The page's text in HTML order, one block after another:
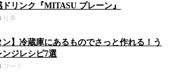
ドリンク『MITASU プレーン』
仕事
ン】冷蔵庫にあるものでさっと作れる！う
ンジレシピ7選
フード